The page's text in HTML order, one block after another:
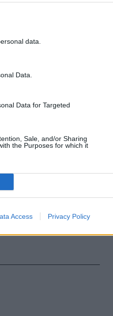
data.
Data.
Data for Targeted
Sale, and/or Sharing
the Purposes for which it
Access Privacy Policy